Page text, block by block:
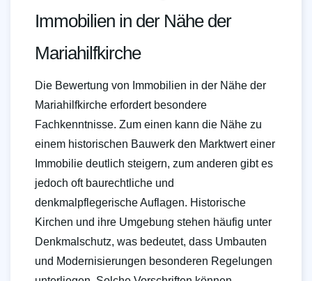
Immobilien in der Nähe der
Mariahilfkirche
Die Bewertung von Immobilien in der Nähe der
Mariahilfkirche erfordert besondere
Fachkenntnisse. Zum einen kann die Nähe zu
einem historischen Bauwerk den Marktwert einer
Immobilie deutlich steigern, zum anderen gibt es
jedoch oft baurechtliche und
denkmalpflegerische Auflagen. Historische
Kirchen und ihre Umgebung stehen häufig unter
Denkmalschutz, was bedeutet, dass Umbauten
und Modernisierungen besonderen Regelungen